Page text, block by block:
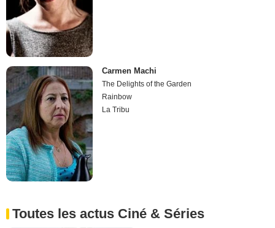
Carmen Machi
The Delights of the Garden
Rainbow
La Tribu
Toutes les actus Ciné & Séries